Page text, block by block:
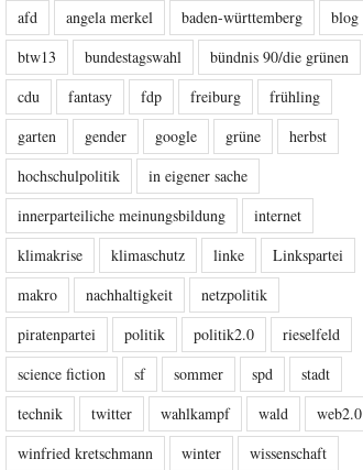
afd angela merkel baden-württemberg
blog
btw13
bundestagswahl
bündnis 90/die grünen
cdu
fantasy fdp freiburg
frühling
garten
gender google grüne
herbst
hochschulpolitik
in eigener sache
innerparteiliche meinungsbildung
internet
klimakrise
klimaschutz linke
Linkspartei
makro
nachhaltigkeit
netzpolitik
piratenpartei
politik politik2.0
rieselfeld
science fiction
sf sommer spd
stadt
technik
twitter wahlkampf wald
web2.0
winfried kretschmann
winter wissenschaft